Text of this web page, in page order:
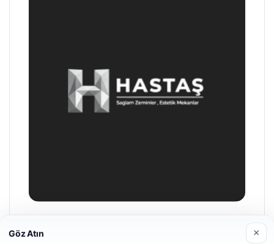
Enes Kaplan Avukatlık Bürosu
Göz Atın ×